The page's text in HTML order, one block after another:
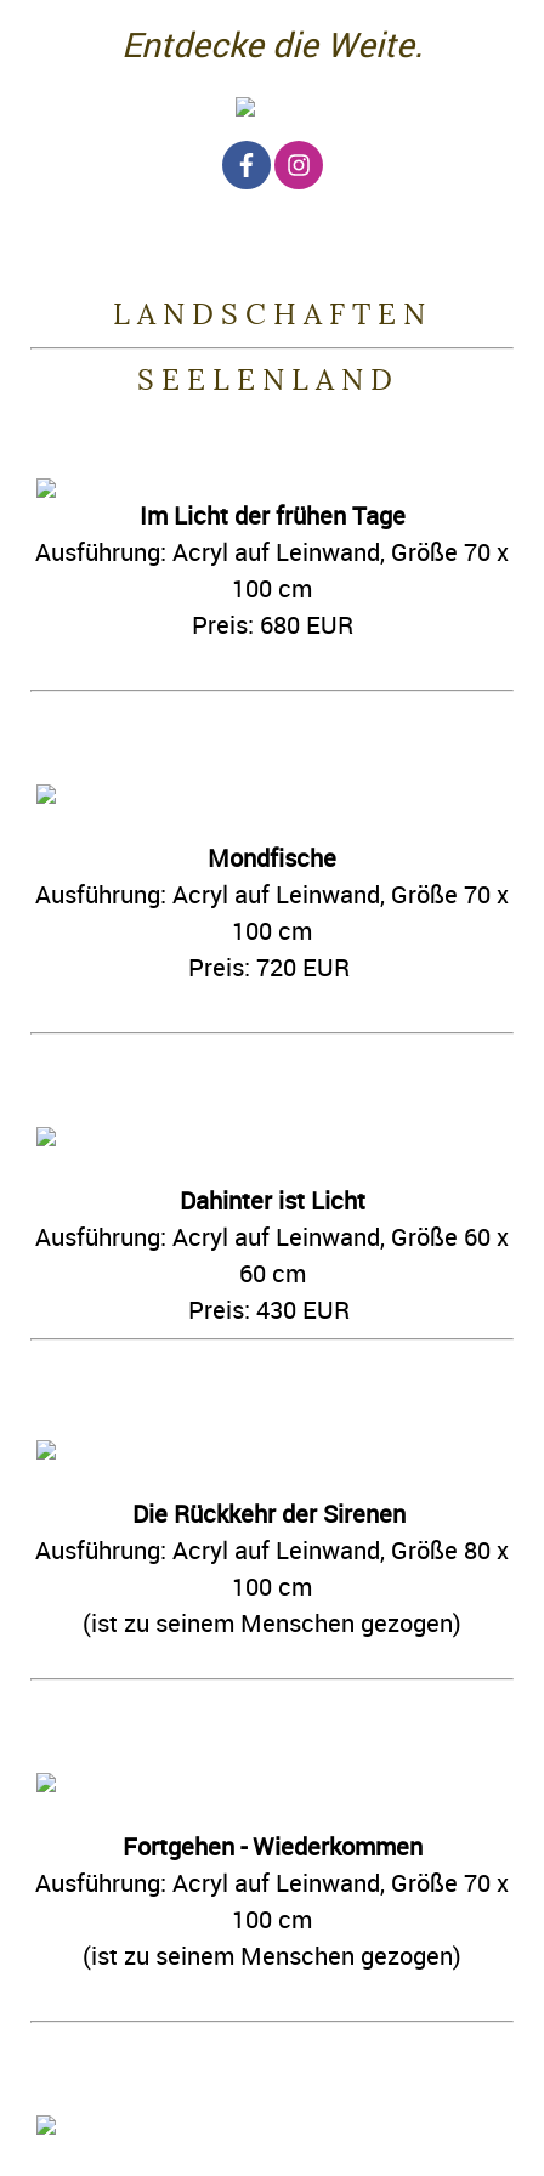
Entdecke die Weite.
L A N D S C H A F T E N
S E E L E N L A N D
Im Licht der frühen Tage
Ausführung: Acryl auf Leinwand, Größe 70 x
100 cm
Preis: 680 EUR
Mondfische
Ausführung: Acryl auf Leinwand, Größe 70 x
100 cm
Preis: 720 EUR
Dahinter ist Licht
Ausführung: Acryl auf Leinwand, Größe 60 x
60 cm
Preis: 430 EUR
Die Rückkehr der Sirenen
Ausführung: Acryl auf Leinwand, Größe 80 x
100 cm
(ist zu seinem Menschen gezogen)
Fortgehen - Wiederkommen
Ausführung: Acryl auf Leinwand, Größe 70 x
100 cm
(ist zu seinem Menschen gezogen)